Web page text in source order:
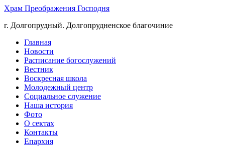
Храм Преображения Господня
г. Долгопрудный. Долгопрудненское благочиние
Главная
Новости
Расписание богослужений
Вестник
Воскресная школа
Молодежный центр
Социальное служение
Наша история
Фото
О сектах
Контакты
Епархия